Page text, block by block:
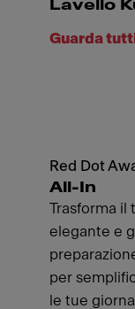
Lavello
Guarda
Red Dot
All-In
Trasforma il
elegante e
per
le tue